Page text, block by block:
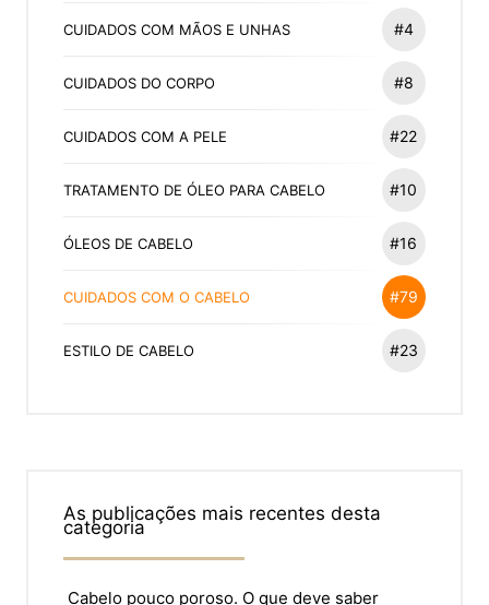
CUIDADOS COM MÃOS E UNHAS #4
CUIDADOS DO CORPO #8
CUIDADOS COM A PELE #22
TRATAMENTO DE ÓLEO PARA CABELO #10
ÓLEOS DE CABELO #16
CUIDADOS COM O CABELO #79
ESTILO DE CABELO #23
As publicações mais recentes desta
categoria
Cabelo pouco poroso. O que deve saber